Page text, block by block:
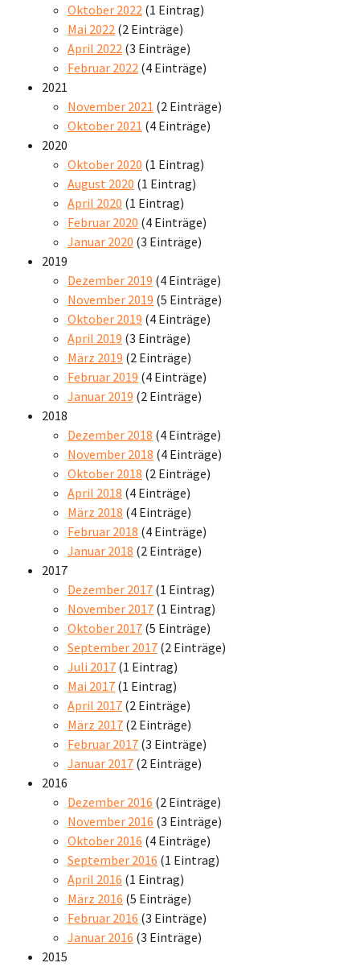
Oktober 2022 (1 Eintrag)
Mai 2022 (2 Einträge)
April 2022 (3 Einträge)
Februar 2022 (4 Einträge)
2021
November 2021 (2 Einträge)
Oktober 2021 (4 Einträge)
2020
Oktober 2020 (1 Eintrag)
August 2020 (1 Eintrag)
April 2020 (1 Eintrag)
Februar 2020 (4 Einträge)
Januar 2020 (3 Einträge)
2019
Dezember 2019 (4 Einträge)
November 2019 (5 Einträge)
Oktober 2019 (4 Einträge)
April 2019 (3 Einträge)
März 2019 (2 Einträge)
Februar 2019 (4 Einträge)
Januar 2019 (2 Einträge)
2018
Dezember 2018 (4 Einträge)
November 2018 (4 Einträge)
Oktober 2018 (2 Einträge)
April 2018 (4 Einträge)
März 2018 (4 Einträge)
Februar 2018 (4 Einträge)
Januar 2018 (2 Einträge)
2017
Dezember 2017 (1 Eintrag)
November 2017 (1 Eintrag)
Oktober 2017 (5 Einträge)
September 2017 (2 Einträge)
Juli 2017 (1 Eintrag)
Mai 2017 (1 Eintrag)
April 2017 (2 Einträge)
März 2017 (2 Einträge)
Februar 2017 (3 Einträge)
Januar 2017 (2 Einträge)
2016
Dezember 2016 (2 Einträge)
November 2016 (3 Einträge)
Oktober 2016 (4 Einträge)
September 2016 (1 Eintrag)
April 2016 (1 Eintrag)
März 2016 (5 Einträge)
Februar 2016 (3 Einträge)
Januar 2016 (3 Einträge)
2015